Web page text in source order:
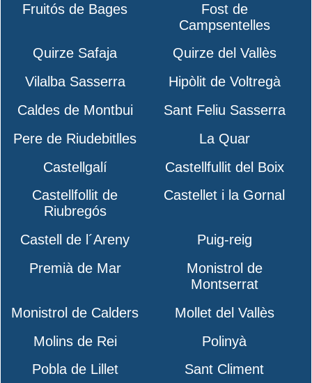
Fruitós de Bages
Fost de
Campsentelles
Quirze Safaja
Quirze del Vallès
Vilalba Sasserra
Hipòlit de Voltregà
Caldes de Montbui
Sant Feliu Sasserra
Pere de Riudebitlles
La Quar
Castellgalí
Castellfullit del Boix
Castellfollit de
Riubregós
Castellet i la Gornal
Castell de l´Areny
Puig-reig
Premià de Mar
Monistrol de
Montserrat
Monistrol de Calders
Mollet del Vallès
Molins de Rei
Polinyà
Pobla de Lillet
Sant Climent